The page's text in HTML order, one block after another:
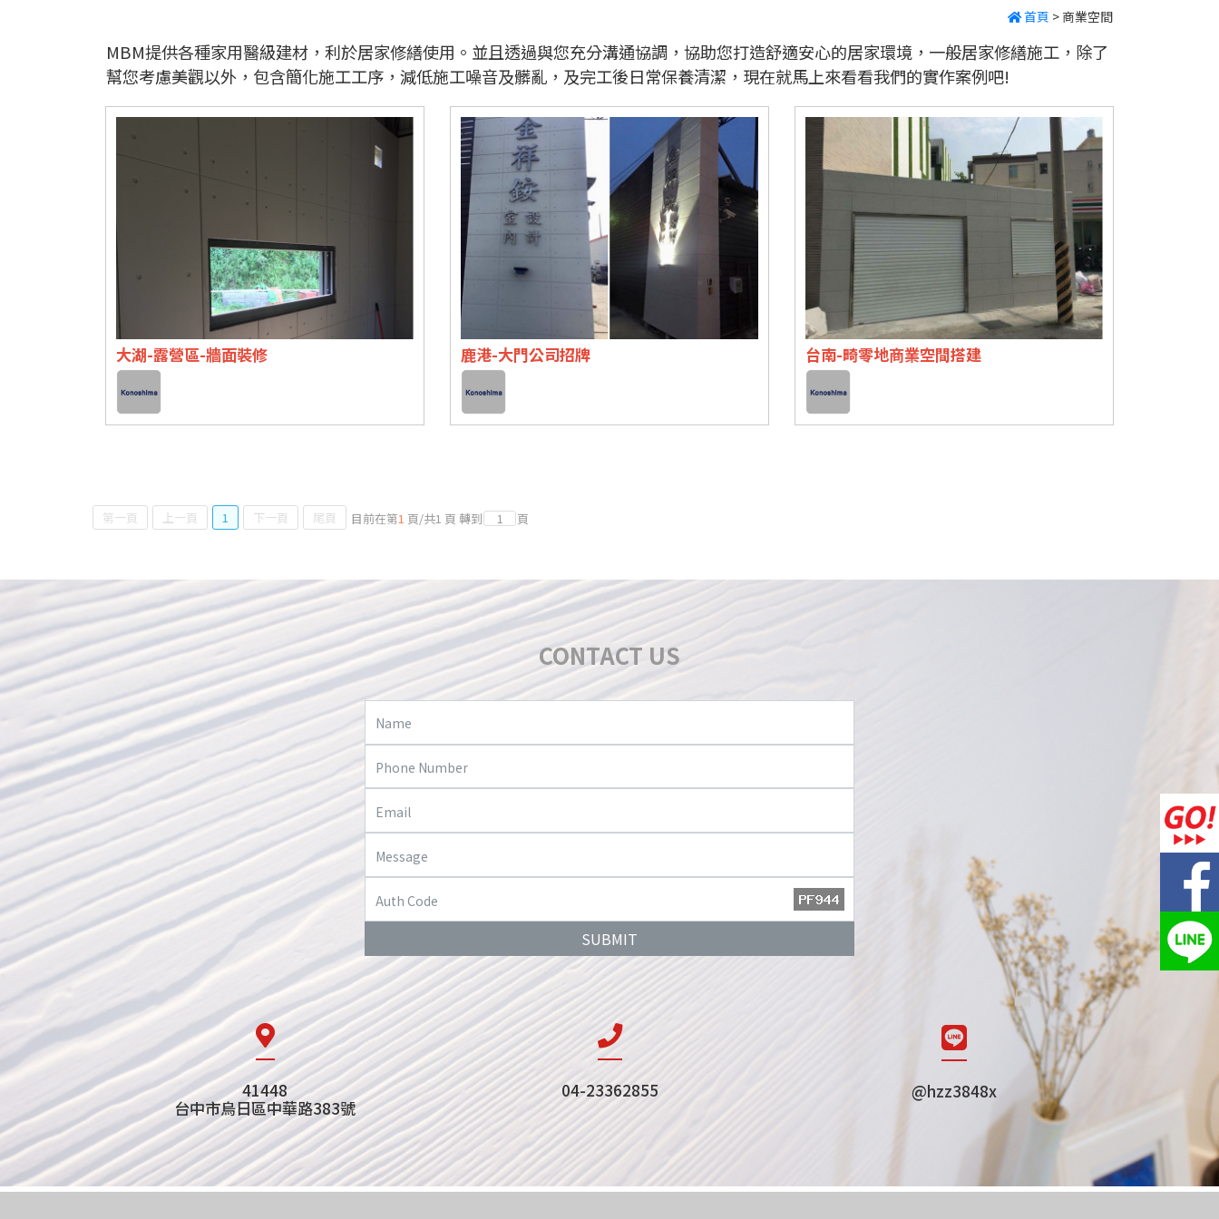
首頁 > 商業空間
MBM提供各種家用醫級建材，利於居家修繕使用。並且透過與您充分溝通協調，協助您打造舒適安心的居家環境，一般居家修繕施工，除了
幫您考慮美觀以外，包含簡化施工工序，減低施工噪音及髒亂，及完工後日常保養清潔，現在就馬上來看看我們的實作案例吧!
大湖-露營區-牆面裝修 鹿港-大門公司招牌 台南-畸零地商業空間搭建
第一頁 上一頁 1 下一頁 尾頁 目前在第1 頁/共1 頁 轉到 頁
CONTACT US
SUBMIT
41448
台中市烏日區中華路383號
04-23362855 @hzz3848x